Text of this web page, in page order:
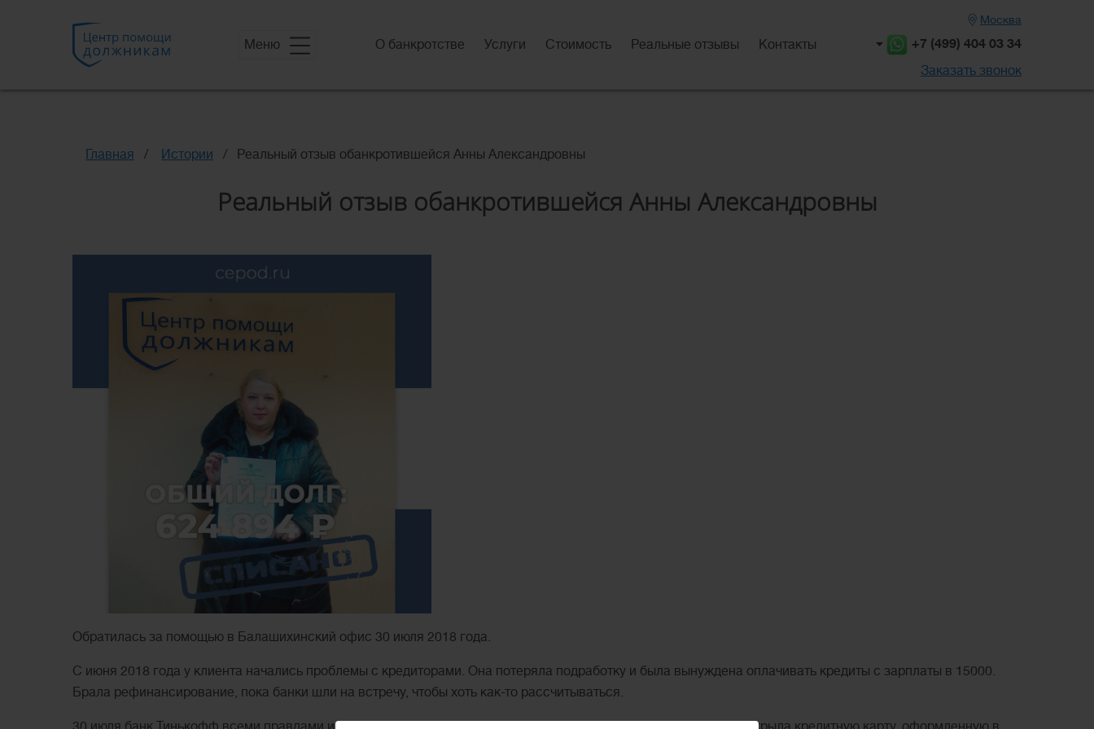
Меню О банкротстве Услуги Стоимость Реальные отзывы Контакты
Москва
+7 (499) 404 03 34
Заказать звонок
Главная Истории Реальный отзыв обанкротившейся Анны Александровны
Реальный отзыв обанкротившейся Анны Александровны
Обратилась за помощью в Балашихинский офис 30 июля 2018 года.
С июня 2018 года у клиента начались проблемы с кредиторами. Она потеряла подработку и была вынуждена оплачивать кредиты с зарплаты в 15000.
Брала рефинансирование, пока банки шли на встречу, чтобы хоть как-то рассчитываться.